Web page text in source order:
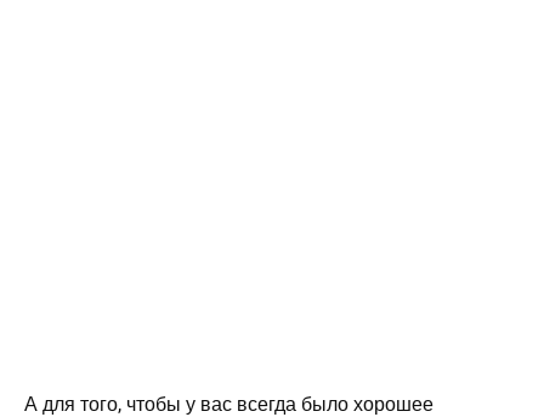
А для того, чтобы у вас всегда было хорошее